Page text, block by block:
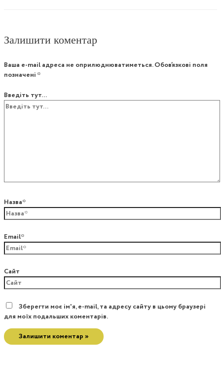
Залишити коментар
Ваша e-mail адреса не оприлюднюватиметься. Обов’язкові поля
позначені *
Введіть тут...
Назва*
Email*
Сайт
Зберегти моє ім'я, e-mail, та адресу сайту в цьому браузері
для моїх подальших коментарів.